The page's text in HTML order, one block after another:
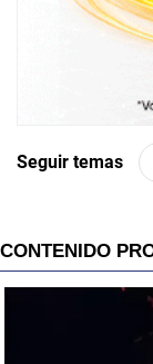
Seguir temas